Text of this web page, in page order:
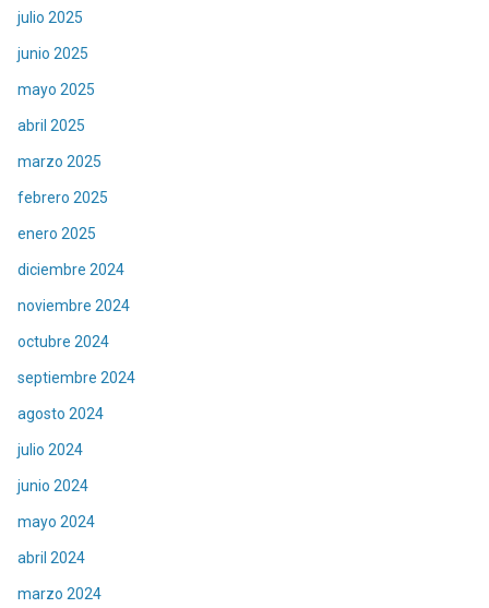
julio 2025
junio 2025
mayo 2025
abril 2025
marzo 2025
febrero 2025
enero 2025
diciembre 2024
noviembre 2024
octubre 2024
septiembre 2024
agosto 2024
julio 2024
junio 2024
mayo 2024
abril 2024
marzo 2024